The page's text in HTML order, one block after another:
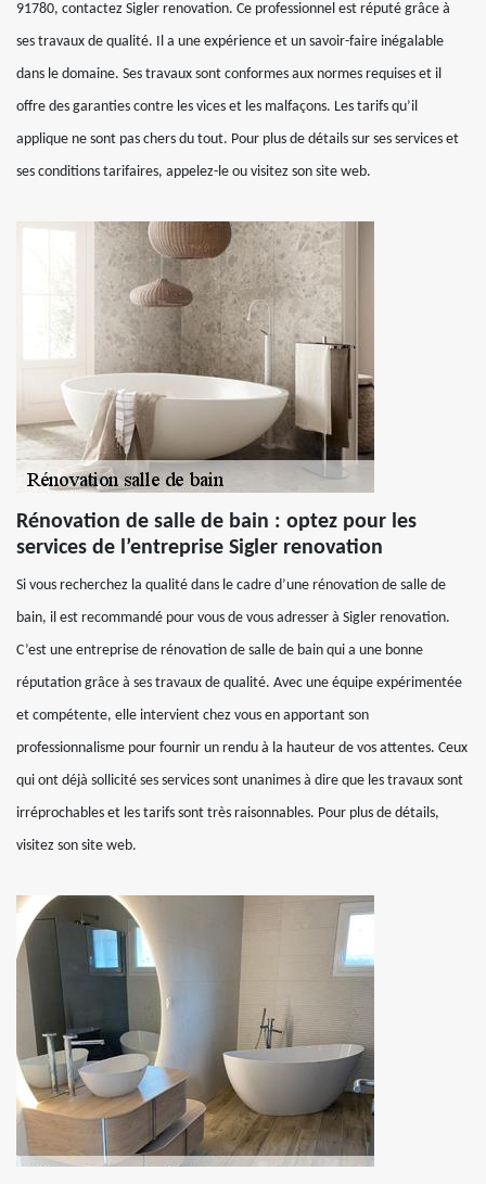
91780, contactez Sigler renovation. Ce professionnel est réputé grâce à
ses travaux de qualité. Il a une expérience et un savoir-faire inégalable
dans le domaine. Ses travaux sont conformes aux normes requises et il
offre des garanties contre les vices et les malfaçons. Les tarifs qu’il
applique ne sont pas chers du tout. Pour plus de détails sur ses services et
ses conditions tarifaires, appelez-le ou visitez son site web.
Rénovation de salle de bain : optez pour les
services de l’entreprise Sigler renovation
Si vous recherchez la qualité dans le cadre d’une rénovation de salle de
bain, il est recommandé pour vous de vous adresser à Sigler renovation.
C’est une entreprise de rénovation de salle de bain qui a une bonne
réputation grâce à ses travaux de qualité. Avec une équipe expérimentée
et compétente, elle intervient chez vous en apportant son
professionnalisme pour fournir un rendu à la hauteur de vos attentes. Ceux
qui ont déjà sollicité ses services sont unanimes à dire que les travaux sont
irréprochables et les tarifs sont très raisonnables. Pour plus de détails,
visitez son site web.